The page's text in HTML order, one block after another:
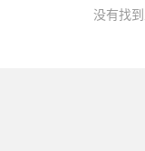
没有找